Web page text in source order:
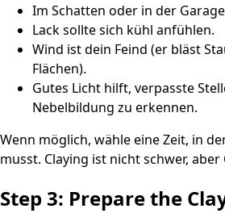
Im Schatten oder in der
Lack sollte sich kühl anfühlen.
Wind ist dein Feind (er bläst
Flächen).
Gutes Licht hilft, verpasste
Nebelbildung zu erkennen.
Wenn möglich, wähle eine Zeit, in
musst. Claying ist nicht schwer,
Step 3: Prepare the